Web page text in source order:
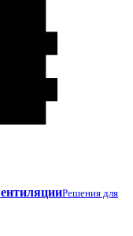
Решения для